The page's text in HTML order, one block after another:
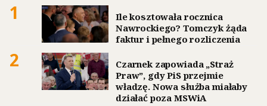
1
Ile kosztowała rocznica
Nawrockiego? Tomczyk żąda
faktur i pełnego rozliczenia
2
Czarnek zapowiada „Straż
Praw”, gdy PiS przejmie
władzę. Nowa służba miałaby
działać poza MSWiA